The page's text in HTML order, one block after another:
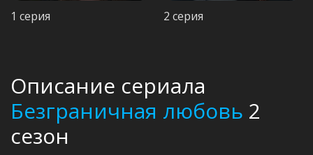
1 серия 2 серия
Описание сериала
Безграничная любовь 2
сезон